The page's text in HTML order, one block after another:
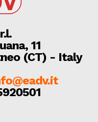
11
(CT) - Italy